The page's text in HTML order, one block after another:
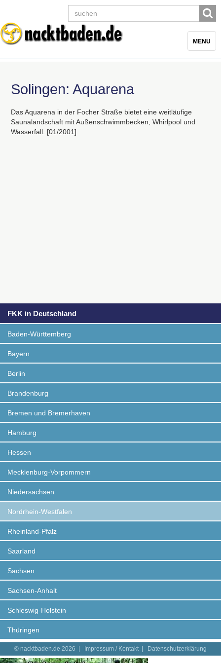
Toggle
MENU
Solingen: Aquarena
Das Aquarena in der Focher Straße bietet eine weitläufige
Saunalandschaft mit Außenschwimmbecken, Whirlpool und
Wasserfall. [01/2001]
FKK in Deutschland
Baden-Württemberg
Bayern
Berlin
Brandenburg
Bremen und Bremerhaven
Hamburg
Hessen
Mecklenburg-Vorpommern
Niedersachsen
Nordrhein-Westfalen
Rheinland-Pfalz
Saarland
Sachsen
Sachsen-Anhalt
Schleswig-Holstein
Thüringen
© nacktbaden.de 2026 | Impressum / Kontakt| Datenschutzerklärung